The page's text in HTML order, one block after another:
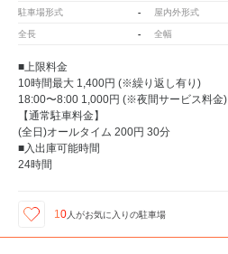
駐車場形式 - 屋内外形式
全長 - 全幅
■上限料金
10時間最大 1,400円 (※繰り返し有り)
18:00〜8:00 1,000円 (※夜間サービス料金)
【通常駐車料金】
(全日)オールタイム 200円 30分
■入出庫可能時間
24時間
10 人がお気に入りの駐車場